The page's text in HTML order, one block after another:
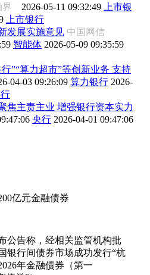
界 2026-05-11 09:32:49
上市银
上市银行
发展实施意见 中国网信
智能体 2026-05-09 09:35:59
”“算力超市”等创新业务 支持
04-03 09:26:09 算力银行 2026-
焦主责主业 增强银行资本实力
央行 2026-04-01 09:47:06
亿元金融债券
公告称，经相关监管机构批
银行间债券市场成功发行“杭
年金融债券（第一